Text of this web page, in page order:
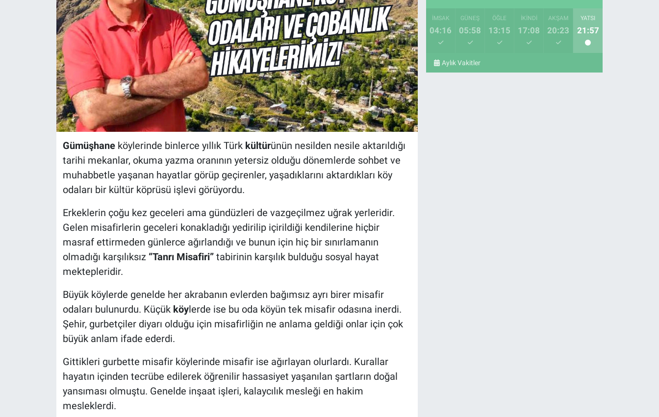
Gümüşhaneköylerinde binlerce yıllık Türk kültürünün nesilden nesile aktarıldığı
tarihi mekanlar, okuma yazma oranının yetersiz olduğu dönemlerde sohbet ve
muhabbetle yaşanan hayatlar görüp geçirenler, yaşadıklarını aktardıkları köy
odaları bir kültür köprüsü işlevi görüyordu.
Erkeklerin çoğu kez geceleri ama gündüzleri de vazgeçilmez uğrak yerleridir.
Gelen misafirlerin geceleri konakladığı yedirilip içirildiği kendilerine hiçbir
masraf ettirmeden günlerce ağırlandığı ve bunun için hiç bir sınırlamanın
olmadığı karşılıksız “Tanrı Misafiri”tabirinin karşılık bulduğu sosyal hayat
mektepleridir.
Büyük köylerde genelde her akrabanın evlerden bağımsız ayrı birer misafir
odaları bulunurdu. Küçük köylerde ise bu oda köyün tek misafir odasına inerdi.
Şehir, gurbetçiler diyarı olduğu için misafirliğin ne anlama geldiği onlar için çok
büyük anlam ifade ederdi.
Gittikleri gurbette misafir köylerinde misafir ise ağırlayan olurlardı. Kurallar
hayatın içinden tecrübe edilerek öğrenilir hassasiyet yaşanılan şartların doğal
yansıması olmuştu. Genelde inşaat işleri, kalaycılık mesleği en hakim
mesleklerdi.
İMSAK
04:16
GÜNEŞ
05:58
ÖĞLE
13:15
İKINDI
17:08
AKŞAM
20:23
YATSI
21:57
Aylık Vakitler